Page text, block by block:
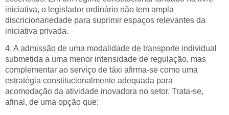
iniciativa, o legislador ordinário não tem ampla
discricionariedade para suprimir espaços relevantes da
iniciativa privada.
4. A admissão de uma modalidade de transporte individual
submetida a uma menor intensidade de regulação, mas
complementar ao serviço de táxi afirma-se como uma
estratégia constitucionalmente adequada para
acomodação da atividade inovadora no setor. Trata-se,
afinal, de uma opção que: